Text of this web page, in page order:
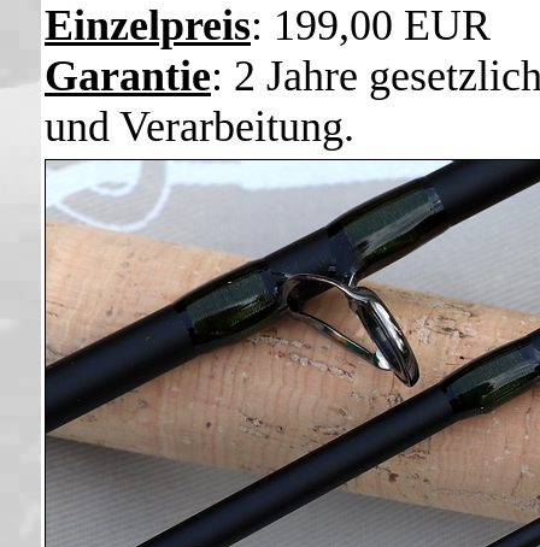
Einzelpreis: 199,00 EUR
Garantie: 2 Jahre
und Verarbeitung.